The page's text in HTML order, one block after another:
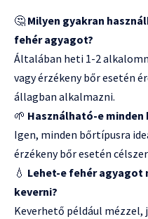
🤔 Milyen gyakran
fehér agyagot?
Általában heti 1-2
vagy érzékeny bőr esetén
állagban alkalmazni.
🌱 Használható-e minden
Igen, minden bőrtípusra
érzékeny bőr esetén
💧 Lehet-e fehér agyagot
keverni?
Keverhető például